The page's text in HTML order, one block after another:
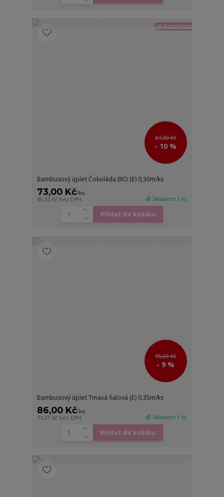
🔥 Bestseller
81,00 Kč
- 10 %
Bambusový úplet Čokoláda BIO (E) 0,30m/ks
73,00 Kč/ks
60,33 Kč bez DPH 🌈 Skladem 1 ks
Přidat do košíku
95,00 Kč
- 9 %
Bambusový úplet Tmavá fialová (E) 0,35m/ks
86,00 Kč/ks
71,07 Kč bez DPH 🌈 Skladem 1 ks
Přidat do košíku